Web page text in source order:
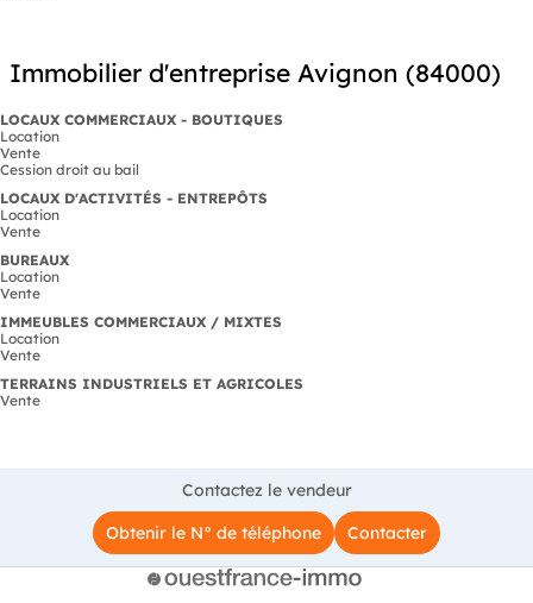
Immobilier d'entreprise Avignon (84000)
LOCAUX COMMERCIAUX - BOUTIQUES
Location
Vente
Cession droit au bail
LOCAUX D'ACTIVITÉS - ENTREPÔTS
Location
Vente
BUREAUX
Location
Vente
IMMEUBLES COMMERCIAUX / MIXTES
Location
Vente
TERRAINS INDUSTRIELS ET AGRICOLES
Vente
Contactez le vendeur
Obtenir le N° de téléphone
Contacter